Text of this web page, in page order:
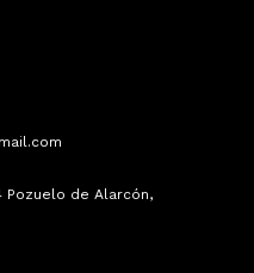
Pozuelo de Alarcón,